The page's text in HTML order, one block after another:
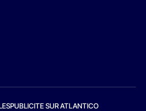
PUBLICITE SUR ATLANTICO